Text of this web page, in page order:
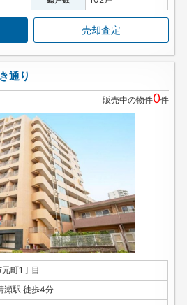
売却査定
通り
販売中の物件0件
町1丁目
瀬駅 徒歩4分